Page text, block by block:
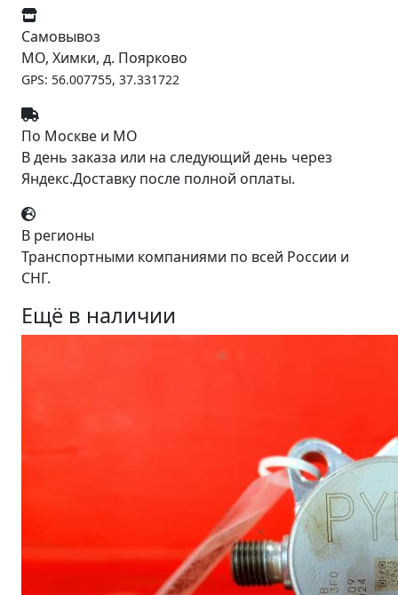
Самовывоз
МО, Химки, д. Поярково
GPS: 56.007755, 37.331722
По Москве и МО
В день заказа или на следующий день через
Яндекс.Доставку после полной оплаты.
В регионы
Транспортными компаниями по всей России и
СНГ.
Ещё в наличии